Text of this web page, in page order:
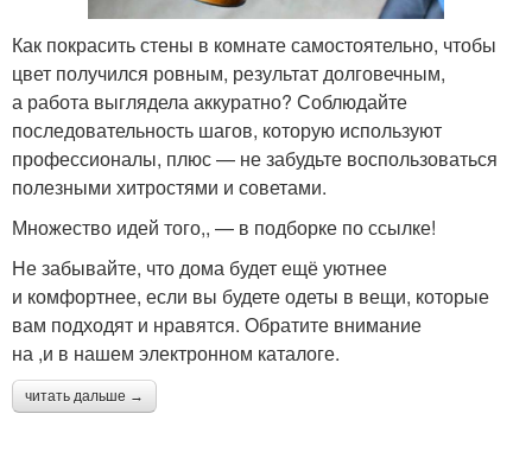
Как покрасить стены в комнате самостоятельно, чтобы
цвет получился ровным, результат долговечным,
а работа выглядела аккуратно? Соблюдайте
последовательность шагов, которую используют
профессионалы, плюс — не забудьте воспользоваться
полезными хитростями и советами.
Множество идей того,, — в подборке по ссылке!
Не забывайте, что дома будет ещё уютнее
и комфортнее, если вы будете одеты в вещи, которые
вам подходят и нравятся. Обратите внимание
на ,и в нашем электронном каталоге.
читать дальше →